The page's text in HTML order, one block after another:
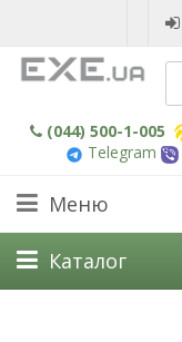
(044) 500-1-005
Telegram
Меню
Каталог